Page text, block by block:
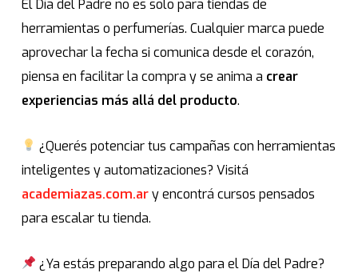
El Día del Padre no es solo para tiendas de
herramientas o perfumerías. Cualquier marca puede
aprovechar la fecha si comunica desde el corazón,
piensa en facilitar la compra y se anima a crear
experiencias más allá del producto.
¿Querés potenciar tus campañas con herramientas
inteligentes y automatizaciones? Visitá
academiazas.com.ary encontrá cursos pensados
para escalar tu tienda.
¿Ya estás preparando algo para el Día del Padre?